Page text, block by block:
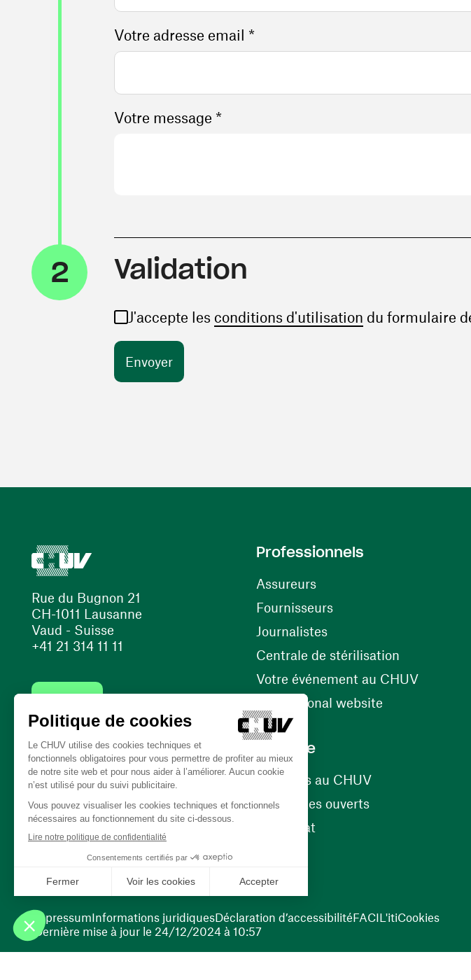
Votre adresse email *
Votre message *
2 Validation
J'accepte les conditions d'utilisation (ouvre une
Rue du Bugnon 21
CH-1011 Lausanne
Vaud - Suisse
+41 21 314 11 11
(ouvre une nouvelle fenêtre)
(ouvre une nouvelle fenêtre)
Professionnels
Assureurs
Fournisseurs(ouvre une nouvelle
Journalistes
Centrale de stérilisation
Votre événement au CHUV(ouvre
International website
Carrière
Carrières au CHUV(ouvre une
Nos postes ouverts(ouvre une
Bénévolat
Dernière mise à jour le 24/12/2024 à 10:57
ImpressumInformations juridiquesDéclaration d’accessibilitéFACIL'itiCookies